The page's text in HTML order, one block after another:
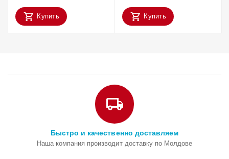
Купить Купить
Быстро и качественно доставляем
Наша компания производит доставку по Молдове